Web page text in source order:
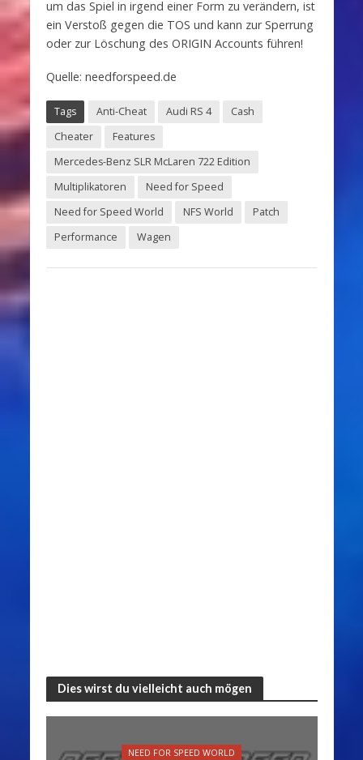
um das Spiel in irgend einer Form zu verändern, ist
ein Verstoß gegen die TOS und kann zur Sperrung
oder zur Löschung des ORIGIN Accounts führen!
Quelle: needforspeed.de
Tags Anti-Cheat Audi RS 4
Cash
Cheater
Features
Mercedes-Benz SLR McLaren 722 Edition
Multiplikatoren
Need for Speed
Need for Speed World
NFS World
Patch
Performance
Wagen
Dies wirst du vielleicht auch mögen
NEED FOR SPEED WORLD